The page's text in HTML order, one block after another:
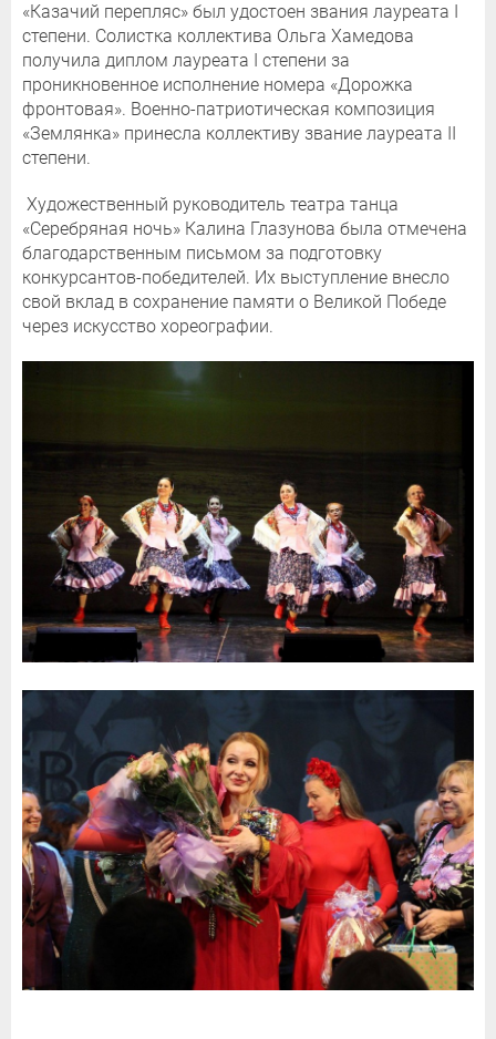
«Казачий перепляс» был удостоен звания лауреата I
степени. Солистка коллектива Ольга Хамедова
получила диплом лауреата I степени за
проникновенное исполнение номера «Дорожка
фронтовая». Военно-патриотическая композиция
«Землянка» принесла коллективу звание лауреата II
степени.
Художественный руководитель театра танца
«Серебряная ночь» Калина Глазунова была отмечена
благодарственным письмом за подготовку
конкурсантов-победителей. Их выступление внесло
свой вклад в сохранение памяти о Великой Победе
через искусство хореографии.